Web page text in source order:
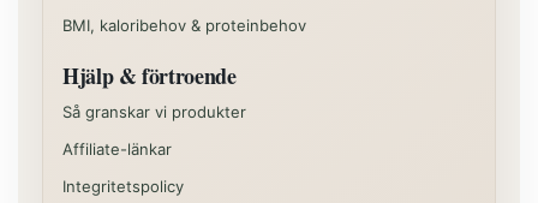
BMI, kaloribehov & proteinbehov
Hjälp & förtroende
Så granskar vi produkter
Affiliate-länkar
Integritetspolicy